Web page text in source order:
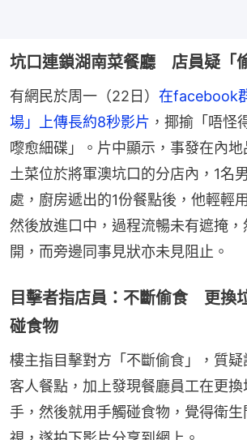
坑口連鎖湖南菜餐廳 店員疑「
有網民於周一（22日） 在facebook
場」上傳長約8秒影片 ，揶揄「唔怪
嚟愈細碟」。片中顯示，事發在內
土菜位於將軍澳坑口的分店內，1名
處，廚房遞出的1份餐點後，他輕輕
然後放進口中，過程流暢未有遮掩
開，而旁邊同事見狀亦未見阻止。
目擊者指店員：不斷偷食 更換
碰食物
樓主指目擊對方「不斷偷食」，質
客人餐點，加上發現餐廳員工在更
手，然後就用手觸碰食物，覺得衛